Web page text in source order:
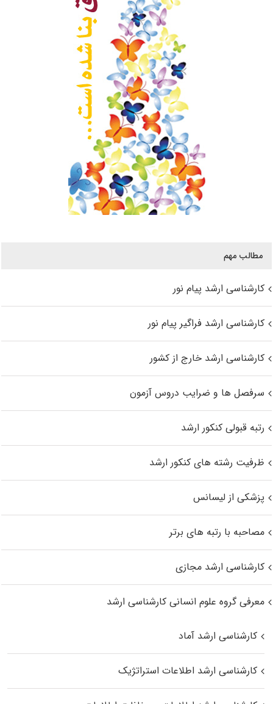
مطالب مهم
کارشناسی ارشد پیام نور
کارشناسی ارشد فراگیر پیام نور
کارشناسی ارشد خارج از کشور
سرفصل ها و ضرایب دروس آزمون
رتبه قبولی کنکور ارشد
ظرفیت رشته های کنکور ارشد
پزشکی از لیسانس
مصاحبه با رتبه های برتر
کارشناسی ارشد مجازی
معرفی گروه علوم انسانی کارشناسی ارشد
کارشناسی ارشد آماد
کارشناسی ارشد اطلاعات استراتژیک